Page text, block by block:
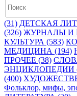
(31) ДЕТСКАЯ
(326) ЖУРНАЛЫ И
КУЛЬТУРА (583)
МЕДИЦИНА (194)
ПРОЧЕЕ (38)
ЭНЦИКЛОПЕДИИ
(400)
Фольклор, мифы,